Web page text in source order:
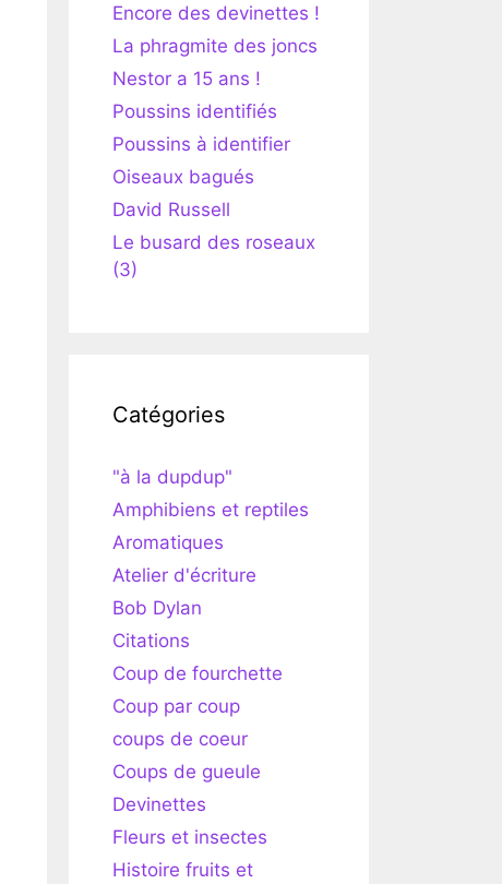
Encore des devinettes !
La phragmite des joncs
Nestor a 15 ans !
Poussins identifiés
Poussins à identifier
Oiseaux bagués
David Russell
Le busard des roseaux
(3)
Catégories
"à la dupdup"
Amphibiens et reptiles
Aromatiques
Atelier d'écriture
Bob Dylan
Citations
Coup de fourchette
Coup par coup
coups de coeur
Coups de gueule
Devinettes
Fleurs et insectes
Histoire fruits et